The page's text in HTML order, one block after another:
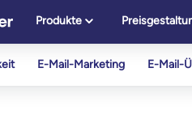
Produkte
E-Mail-Marketing E-Mail-